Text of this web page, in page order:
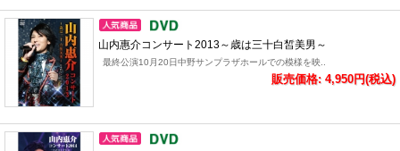
山内惠介コンサート2013～歳は三十白皙美男～
最終公演10月20日中野サンプラザホールでの模様を映..
販売価格: 4,950円(税込)